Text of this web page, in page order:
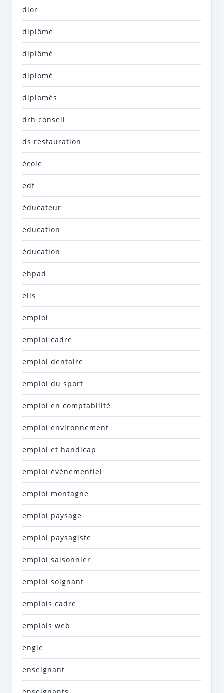
dior
diplôme
diplômé
diplomé
diplomés
drh conseil
ds restauration
école
edf
éducateur
education
éducation
ehpad
elis
emploi
emploi cadre
emploi dentaire
emploi du sport
emploi en comptabilité
emploi environnement
emploi et handicap
emploi événementiel
emploi montagne
emploi paysage
emploi paysagiste
emploi saisonnier
emploi soignant
emplois cadre
emplois web
engie
enseignant